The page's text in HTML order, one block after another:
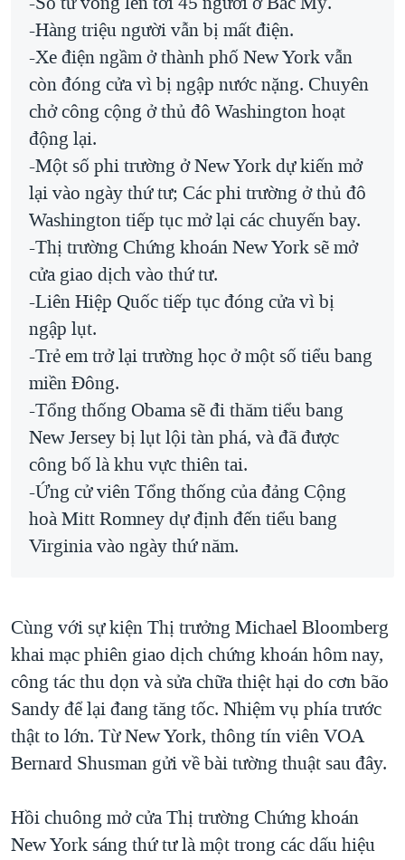
QUAN HỆ VIỆT MỸ
-Hàng triệu người vẫn bị mất điện.
-Xe điện ngầm ở thành phố New York vẫn
còn đóng cửa vì bị ngập nước nặng. Chuyên
chở công cộng ở thủ đô Washington hoạt
động lại.
-Một số phi trường ở New York dự kiến mở
lại vào ngày thứ tư; Các phi trường ở thủ đô
Washington tiếp tục mở lại các chuyến bay.
-Thị trường Chứng khoán New York sẽ mở
cửa giao dịch vào thứ tư.
-Liên Hiệp Quốc tiếp tục đóng cửa vì bị
ngập lụt.
-Trẻ em trở lại trường học ở một số tiểu bang
miền Ðông.
-Tổng thống Obama sẽ đi thăm tiểu bang
New Jersey bị lụt lội tàn phá, và đã được
công bố là khu vực thiên tai.
-Ứng cử viên Tổng thống của đảng Cộng
hoà Mitt Romney dự định đến tiểu bang
Virginia vào ngày thứ năm.
Cùng với sự kiện Thị trưởng Michael Bloomberg
khai mạc phiên giao dịch chứng khoán hôm nay,
công tác thu dọn và sửa chữa thiệt hại do cơn bão
Sandy để lại đang tăng tốc. Nhiệm vụ phía trước
thật to lớn. Từ New York, thông tín viên VOA
Bernard Shusman gửi về bài tường thuật sau đây.
Hồi chuông mở cửa Thị trường Chứng khoán
New York sáng thứ tư là một trong các dấu hiệu